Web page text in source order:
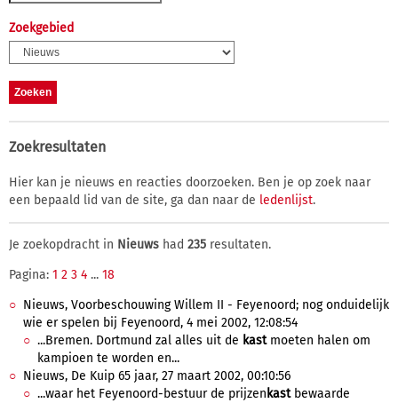
Zoekgebied
Zoekresultaten
Hier kan je nieuws en reacties doorzoeken. Ben je op zoek naar
een bepaald lid van de site, ga dan naar de ledenlijst.
Je zoekopdracht in Nieuws had 235 resultaten.
Pagina: 1 2 3 4 ... 18
Nieuws, Voorbeschouwing Willem II - Feyenoord; nog onduidelijk
wie er spelen bij Feyenoord, 4 mei 2002, 12:08:54
...Bremen. Dortmund zal alles uit de kastmoeten halen om
kampioen te worden en...
Nieuws, De Kuip 65 jaar, 27 maart 2002, 00:10:56
...waar het Feyenoord-bestuur de prijzen kastbewaarde